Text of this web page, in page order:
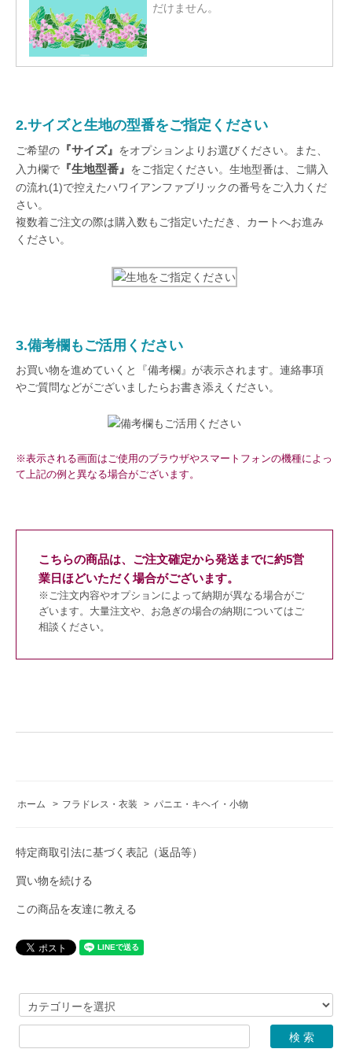
だけません。
2.サイズと生地の型番をご指定ください
ご希望の 『サイズ』 をオプションよりお選びください。また、
入力欄で 『生地型番』 をご指定ください。生地型番は、ご購入
の流れ(1)で控えたハワイアンファブリックの番号をご入力くだ
さい。
複数着ご注文の際は購入数もご指定いただき、カートへお進み
ください。
3.備考欄もご活用ください
お買い物を進めていくと『備考欄』が表示されます。連絡事項
やご質問などがございましたらお書き添えください。
※表示される画面はご使用のブラウザやスマートフォンの機種によっ
て上記の例と異なる場合がございます。
こちらの商品は、ご注文確定から発送までに約5営
業日ほどいただく場合がございます。
※ご注文内容やオプションによって納期が異なる場合がご
ざいます。大量注文や、お急ぎの場合の納期についてはご
相談ください。
ホーム > フラドレス・衣装 > パニエ・キヘイ・小物
特定商取引法に基づく表記（返品等）
買い物を続ける
この商品を友達に教える